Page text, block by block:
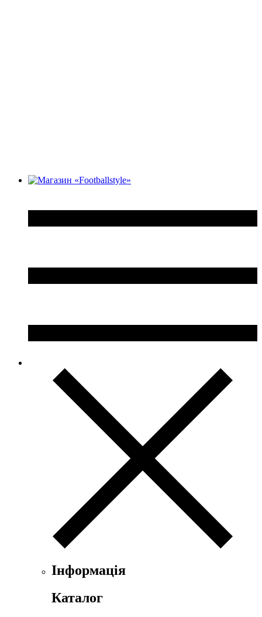
Інформація
Каталог